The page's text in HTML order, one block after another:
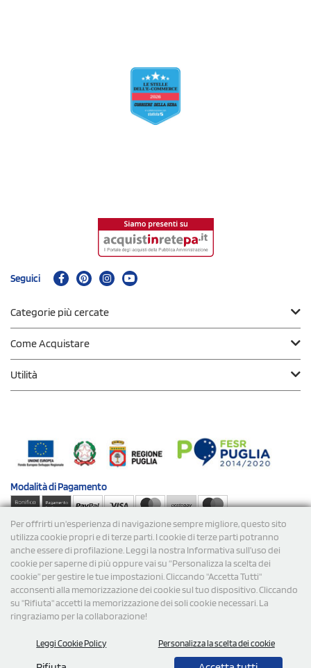
Per offrirti un'esperienza di navigazione sempre migliore, questo sito
utilizza cookie propri e di terze parti. I cookie di terze parti potranno
anche essere di profilazione. Leggi la nostra Informativa sull’uso dei
cookie per saperne di più oppure vai su “Personalizza la scelta dei
cookie” per gestire le tue impostazioni. Cliccando "Accetta Tutti"
acconsenti alla memorizzazione dei cookie sul tuo dispositivo. Cliccando
su "Rifiuta" accetti la memorizzazione dei soli cookie necessari. La
ringraziamo per la collaborazione!
Leggi Cookie Policy Personalizza la scelta dei cookie
Seguici
Categorie più cercate
Come Acquistare
Utilità
Modalità diPagamento
Spedizioni
P.Iva/C.F. 09734470967 - N° Rea MI-2110632